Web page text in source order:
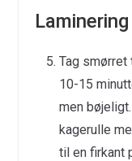
Tag smørret
10-15
men
kagerulle
til en firkant